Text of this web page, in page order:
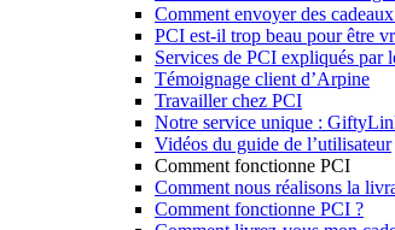
Comment envoyer des
PCI est-il trop beau pour être
Services de PCI expliqués par
Témoignage client d’Arpine
Travailler chez PCI
Notre service unique :
Vidéos du guide de l’utilisateur
Comment fonctionne PCI
Comment nous réalisons la
Comment fonctionne PCI ?